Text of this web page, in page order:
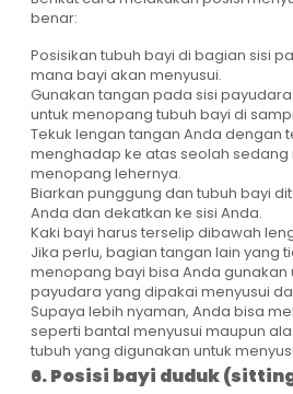
benar:
Posisikan tubuh bayi di bagian sisi
mana bayi akan menyusui.
Gunakan tangan pada sisi
untuk menopang tubuh bayi di
Tekuk lengan tangan Anda dengan
menghadap ke atas seolah
menopang lehernya.
Biarkan punggung dan tubuh bayi
Anda dan dekatkan ke sisi Anda.
Kaki bayi harus terselip dibawah
Jika perlu, bagian tangan lain yang
menopang bayi bisa Anda
payudara yang dipakai menyusui
Supaya lebih nyaman, Anda bisa
seperti bantal menyusui maupun
tubuh yang digunakan untuk
6. Posisi bayi duduk